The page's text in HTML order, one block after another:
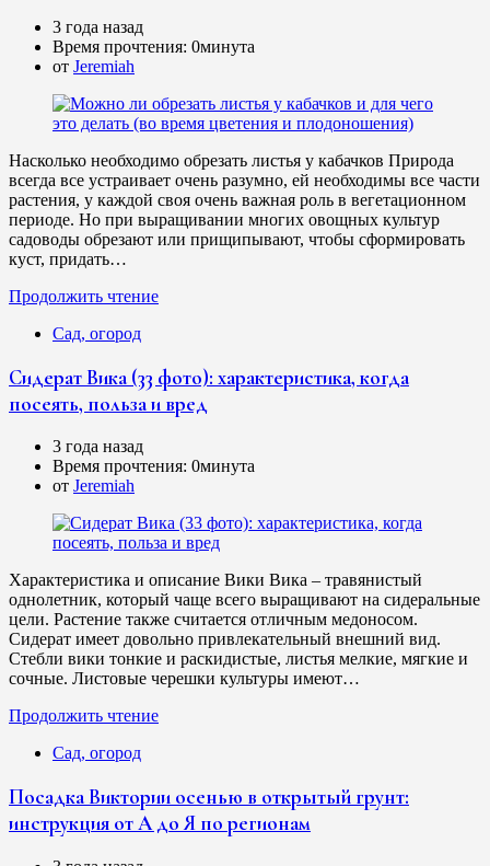
3 года назад
Время прочтения: 0минута
от Jeremiah
Насколько необходимо обрезать листья у кабачков Природа
всегда все устраивает очень разумно, ей необходимы все части
растения, у каждой своя очень важная роль в вегетационном
периоде. Но при выращивании многих овощных культур
садоводы обрезают или прищипывают, чтобы сформировать
куст, придать…
Продолжить чтение
Сад, огород
Сидерат Вика (33 фото): характеристика, когда
посеять, польза и вред
3 года назад
Время прочтения: 0минута
от Jeremiah
Характеристика и описание Вики Вика – травянистый
однолетник, который чаще всего выращивают на сидеральные
цели. Растение также считается отличным медоносом.
Сидерат имеет довольно привлекательный внешний вид.
Стебли вики тонкие и раскидистые, листья мелкие, мягкие и
сочные. Листовые черешки культуры имеют…
Продолжить чтение
Сад, огород
Посадка Виктории осенью в открытый грунт:
инструкция от А до Я по регионам